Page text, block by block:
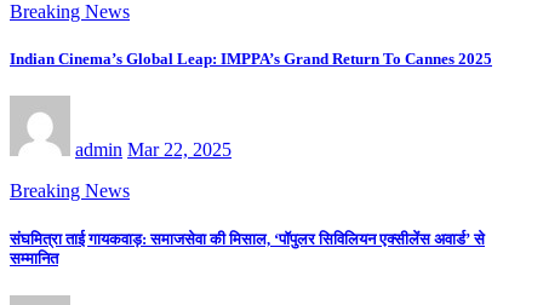
Breaking News
Indian Cinema’s Global Leap: IMPPA’s Grand Return To Cannes 2025
admin Mar 22, 2025
Breaking News
संघमित्रा ताई गायकवाड़: समाजसेवा की मिसाल, ‘पॉपुलर सिविलियन एक्सीलेंस अवार्ड’ से
सम्मानित